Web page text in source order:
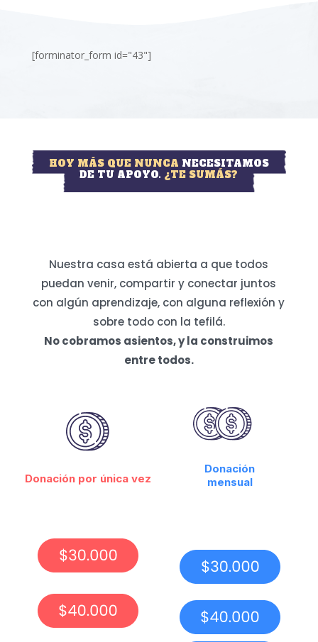
[forminator_form id="43"]
HOY MÁS QUE NUNCA NECESITAMOS
DE TU APOYO. ¿TE SUMÁS?
Nuestra casa está abierta a que todos
puedan venir, compartir y conectar juntos
con algún aprendizaje, con alguna reflexión y
sobre todo con la tefilá.
No cobramos asientos, y la construimos
entre todos.
Donación por única vez
Donación
mensual